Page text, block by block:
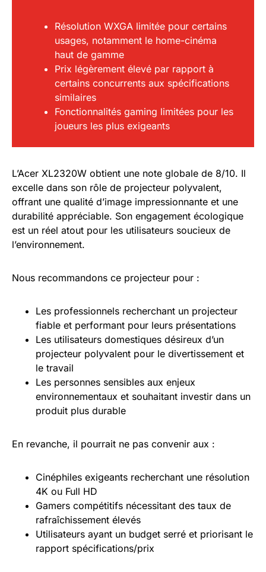
Résolution WXGA limitée pour certains
usages, notamment le home-cinéma
haut de gamme
Prix légèrement élevé par rapport à
certains concurrents aux spécifications
similaires
Fonctionnalités gaming limitées pour les
joueurs les plus exigeants
L’Acer XL2320W obtient une note globale de 8/10. Il
excelle dans son rôle de projecteur polyvalent,
offrant une qualité d’image impressionnante et une
durabilité appréciable. Son engagement écologique
est un réel atout pour les utilisateurs soucieux de
l’environnement.
Nous recommandons ce projecteur pour :
Les professionnels recherchant un projecteur
fiable et performant pour leurs présentations
Les utilisateurs domestiques désireux d’un
projecteur polyvalent pour le divertissement et
le travail
Les personnes sensibles aux enjeux
environnementaux et souhaitant investir dans un
produit plus durable
En revanche, il pourrait ne pas convenir aux :
Cinéphiles exigeants recherchant une résolution
4K ou Full HD
Gamers compétitifs nécessitant des taux de
rafraîchissement élevés
Utilisateurs ayant un budget serré et priorisant le
rapport spécifications/prix